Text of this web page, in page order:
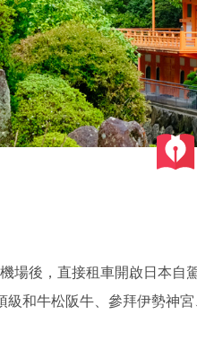
場後，直接租車開啟日本
級和牛松阪牛、參拜伊勢神